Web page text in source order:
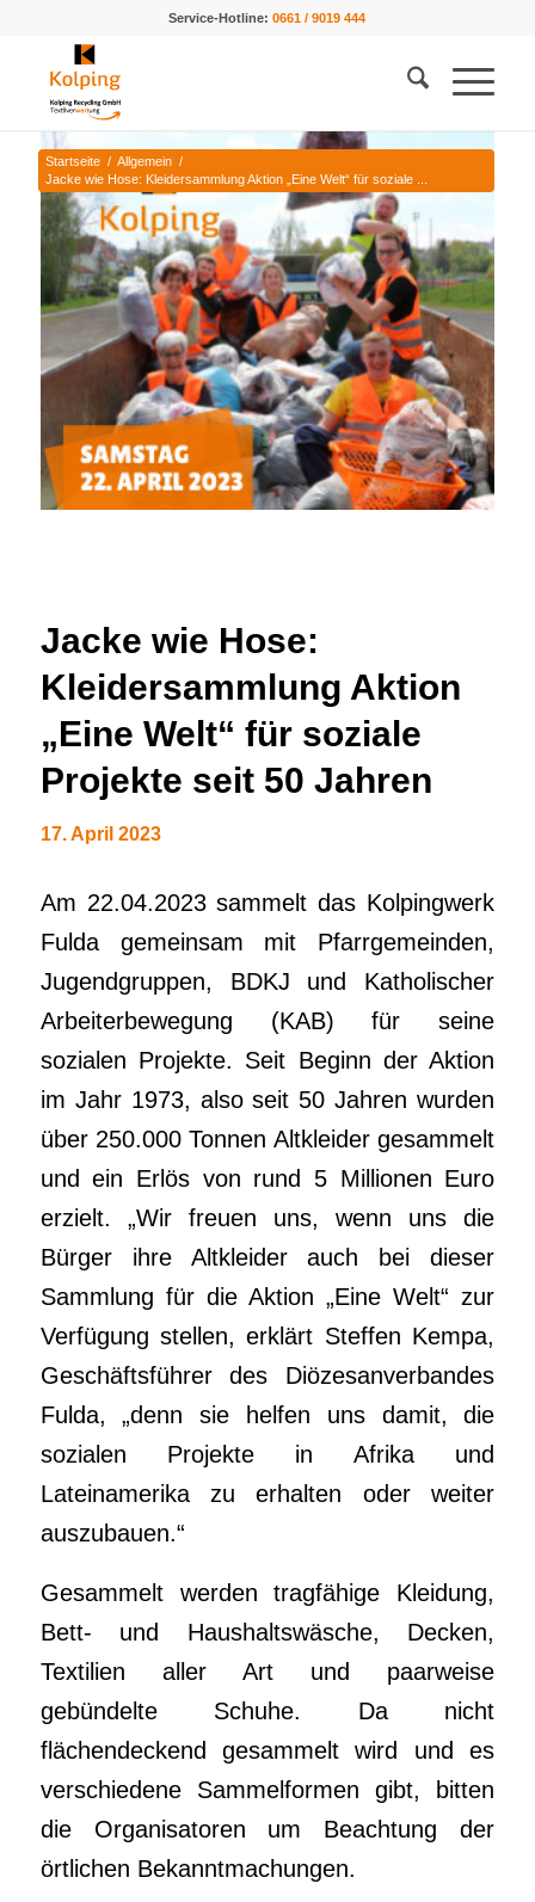
Service-Hotline:0661 / 9019 444
Startseite / Allgemein /
Jacke wie Hose: Kleidersammlung Aktion „Eine Welt“ für soziale ...
Jacke wie Hose:
Kleidersammlung Aktion
„Eine Welt“ für soziale
Projekte seit 50 Jahren
17. April 2023
Am 22.04.2023 sammelt das Kolpingwerk
Fulda gemeinsam mit Pfarrgemeinden,
Jugendgruppen, BDKJ und Katholischer
Arbeiterbewegung (KAB) für seine
sozialen Projekte. Seit Beginn der Aktion
im Jahr 1973, also seit 50 Jahren wurden
über 250.000 Tonnen Altkleider gesammelt
und ein Erlös von rund 5 Millionen Euro
erzielt. „Wir freuen uns, wenn uns die
Bürger ihre Altkleider auch bei dieser
Sammlung für die Aktion „Eine Welt“ zur
Verfügung stellen, erklärt Steffen Kempa,
Geschäftsführer des Diözesanverbandes
Fulda, „denn sie helfen uns damit, die
sozialen Projekte in Afrika und
Lateinamerika zu erhalten oder weiter
auszubauen.“
Gesammelt werden tragfähige Kleidung,
Bett- und Haushaltswäsche, Decken,
Textilien aller Art und paarweise
gebündelte Schuhe. Da nicht
flächendeckend gesammelt wird und es
verschiedene Sammelformen gibt, bitten
die Organisatoren um Beachtung der
örtlichen Bekanntmachungen.